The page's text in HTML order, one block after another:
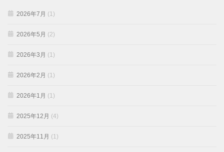
2026年7月 (1)
2026年5月 (2)
2026年3月 (1)
2026年2月 (1)
2026年1月 (1)
2025年12月 (4)
2025年11月 (1)